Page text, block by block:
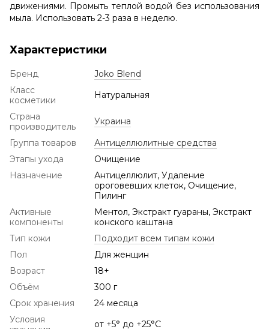
движениями. Промыть теплой водой без использования
мыла. Использовать 2-3 раза в неделю.
Характеристики
Бренд
Joko Blend
Класс
косметики
Натуральная
Страна
производитель
Украина
Группа товаров
Антицеллюлитные средства
Этапы ухода
Очищение
Назначение
Антицеллюлит, Удаление
ороговевших клеток, Очищение,
Пилинг
Активные
компоненты
Ментол, Экстракт гуараны, Экстракт
конского каштана
Тип кожи
Подходит всем типам кожи
Пол
Для женщин
Возраст
18+
Объём
300 г
Срок хранения
24 месяца
Условия
от +5° до +25°С